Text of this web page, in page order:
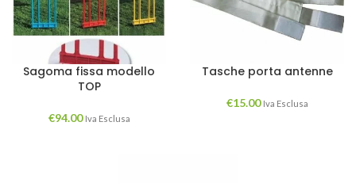
Sagoma fissa modello
TOP
€94.00 Iva Esclusa
Tasche porta antenne
€15.00 Iva Esclusa